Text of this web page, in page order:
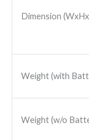
Dimension
Weight (with
Weight (w/o